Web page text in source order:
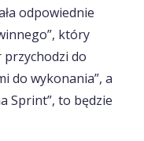
odpowiednie
który
przychodzi do
do wykonania”, a
Sprint”, to będzie